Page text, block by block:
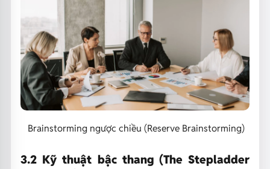
Brainstorming ngược chiều (Reserve Brainstorming)
3.2 Kỹ thuật bậc thang (The Stepladder